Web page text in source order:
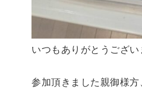
いつもありがとうござい
参加頂きました親御様